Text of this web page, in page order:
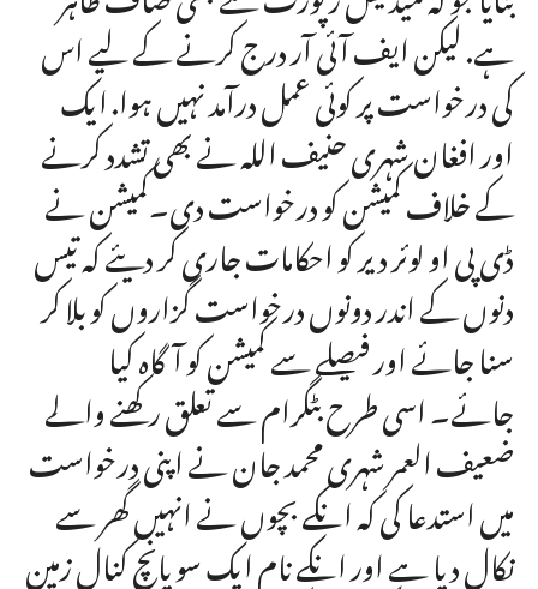
ہے. لیکن ایف آئی آر درج کرنے کے لیے اس
کی درخواست پر کوئی عمل درآمد نہیں ہوا. ایک
اور افغان شہری حنیف اللہ نے بھی تشدد کرنے
کے خلاف کمیشن کو درخواست دی۔کمیشن نے
ڈی پی او لوئر دیر کو احکامات جاری کر دیئے کہ تیس
دنوں کے اندر دونوں درخواست گزاروں کو بلا کر
سنا جائے اور فیصلے سے کمیشن کو آگاہ کیا
جائے۔ اسی طرح بٹگرام سے تعلق رکھنے والے
ضعیف العمر شہری محمد جان نے اپنی درخواست
میں استدعا کی کہ انکے بچوں نے انہیں گھر سے
نکال دیا ہے اور انکے نام ایک سو پانچ کنال زمین